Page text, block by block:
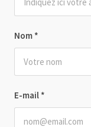
Nom *
E-mail *